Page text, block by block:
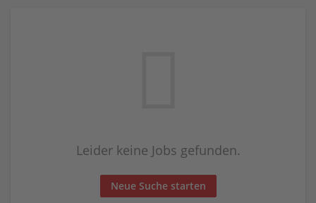
Leider keine Jobs gefunden.
Neue Suche starten